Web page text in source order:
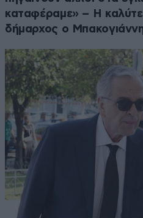
καταφέραμε» – Η
δήμαρχος ο